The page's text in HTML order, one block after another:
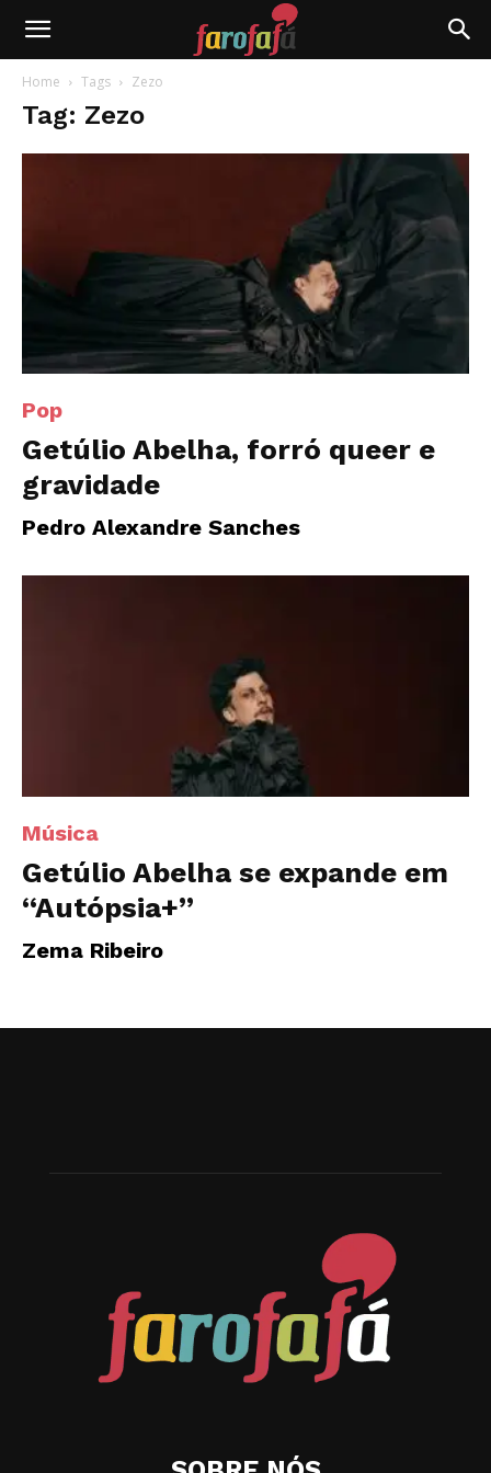
Farofafá
Home Tags Zezo
Tag: Zezo
Pop
Getúlio Abelha, forró queer e
gravidade
Pedro Alexandre Sanches
Música
Getúlio Abelha se expande em
“Autópsia+”
Zema Ribeiro